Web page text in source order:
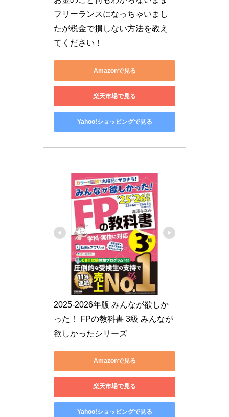
フリーランスになっちゃいまし
たが税金で損しない方法を教え
てください！
Amazonで見る
楽天市場で見る
Yahoo!ショッピングで見る
2025-2026年版 みんなが欲しか
った！ FPの教科書 3級 みんなが
欲しかったシリーズ
Amazonで見る
楽天市場で見る
Yahoo!ショッピングで見る